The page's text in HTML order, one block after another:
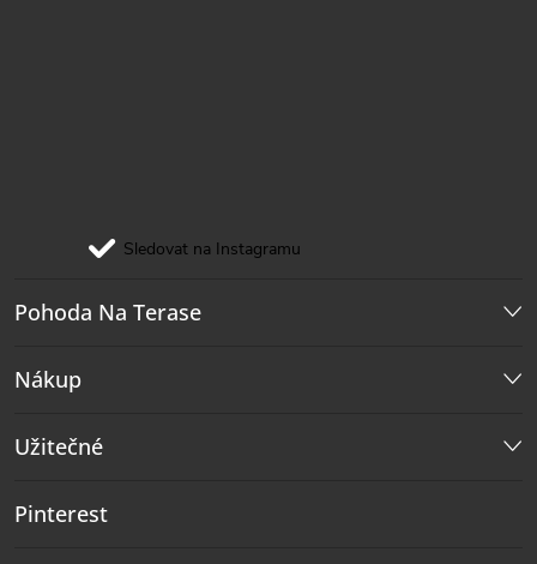
Sledovat na Instagramu
Pohoda Na Terase
Nákup
Užitečné
Pinterest